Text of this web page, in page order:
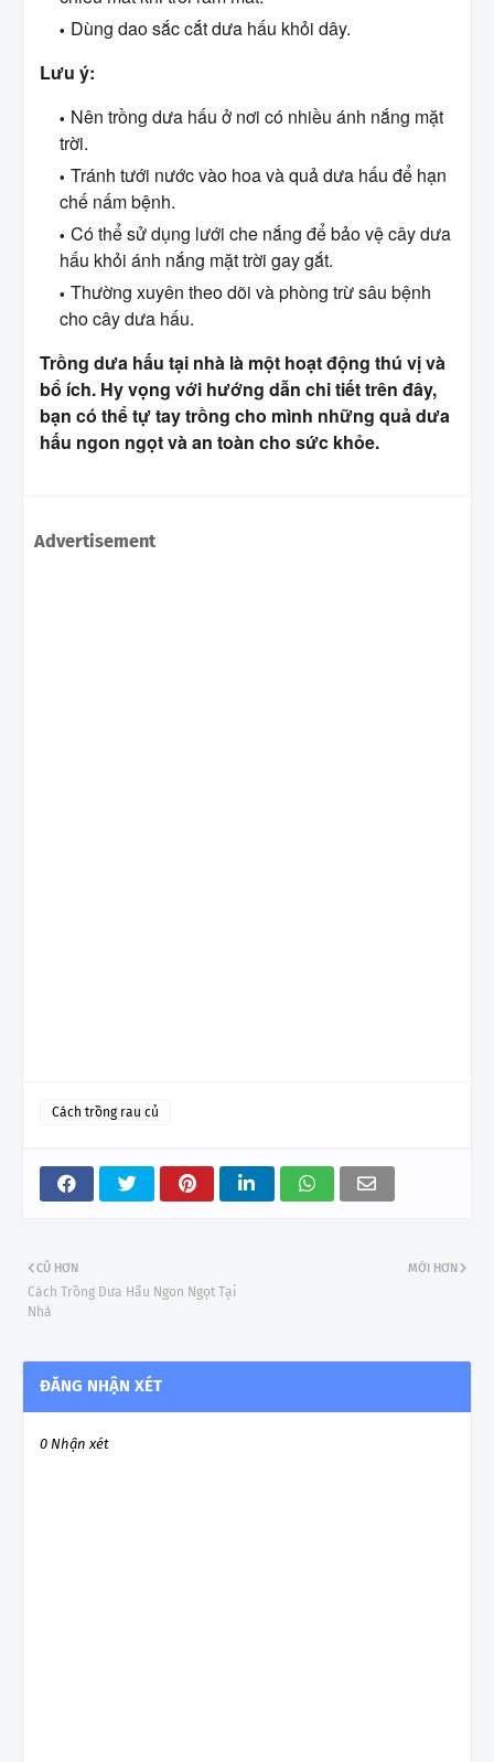
Dùng dao sắc cắt dưa hấu khỏi dây.
Lưu ý:
Nên trồng dưa hấu ở nơi có nhiều ánh nắng mặt
trời.
Tránh tưới nước vào hoa và quả dưa hấu để hạn
chế nấm bệnh.
Có thể sử dụng lưới che nắng để bảo vệ cây dưa
hấu khỏi ánh nắng mặt trời gay gắt.
Thường xuyên theo dõi và phòng trừ sâu bệnh
cho cây dưa hấu.
Trồng dưa hấu tại nhà là một hoạt động thú vị và
bổ ích. Hy vọng với hướng dẫn chi tiết trên đây,
bạn có thể tự tay trồng cho mình những quả dưa
hấu ngon ngọt và an toàn cho sức khỏe.
Advertisement
Cách trồng rau củ
MỚI HƠN
CŨ HƠN
Cách Trồng Dưa Hấu Ngon Ngọt Tại
Nhà
ĐĂNG NHẬN XÉT
0 Nhận xét